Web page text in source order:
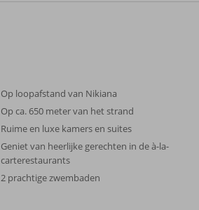
Op loopafstand van Nikiana
Op ca. 650 meter van het strand
Ruime en luxe kamers en suites
Geniet van heerlijke gerechten in de à-la-
carterestaurants
2 prachtige zwembaden